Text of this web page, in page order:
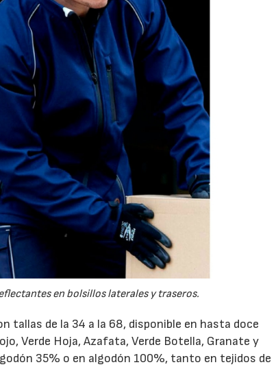
en bolsillos laterales y traseros.
tallas de la 34 a la 68, disponible en hasta doce
Verde Hoja, Azafata, Verde Botella, Granate y
35% o en algodón 100%, tanto en tejidos de